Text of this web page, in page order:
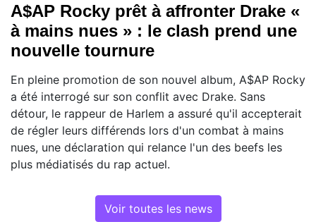
A$AP Rocky prêt à affronter Drake «
à mains nues » : le clash prend une
nouvelle tournure
En pleine promotion de son nouvel album, A$AP Rocky
a été interrogé sur son conflit avec Drake. Sans
détour, le rappeur de Harlem a assuré qu'il accepterait
de régler leurs différends lors d'un combat à mains
nues, une déclaration qui relance l'un des beefs les
plus médiatisés du rap actuel.
Voir toutes les news